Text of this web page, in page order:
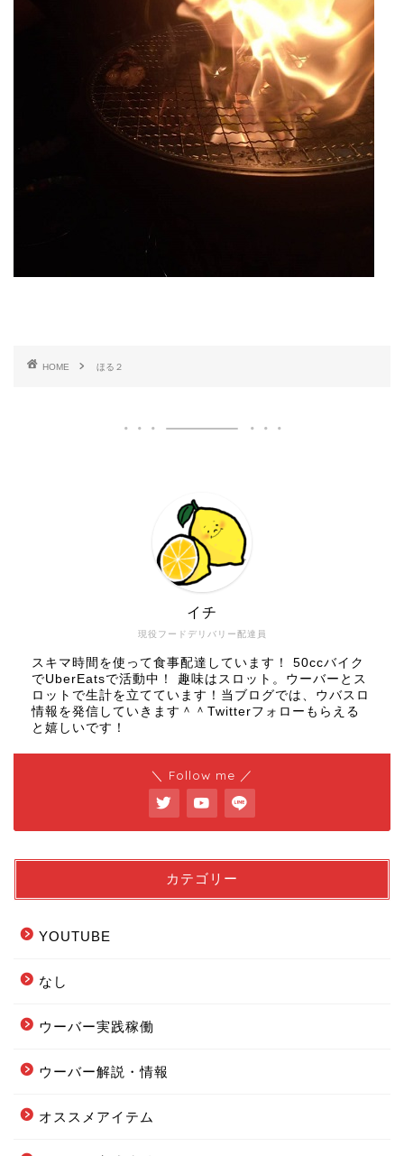
HOME ほる２
現役フードデリバリー配達員
イチ
スキマ時間を使って食事配達しています！ 50ccバイク
でUberEatsで活動中！ 趣味はスロット。ウーバーとス
ロットで生計を立てています！当ブログでは、ウバスロ
情報を発信していきます＾＾Twitterフォローもらえる
と嬉しいです！
＼ Follow me ／
カテゴリー
YOUTUBE
なし
ウーバー実践稼働
ウーバー解説・情報
オススメアイテム